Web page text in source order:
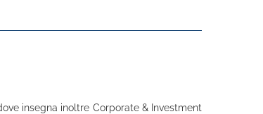
insegna inoltre Corporate & Investment